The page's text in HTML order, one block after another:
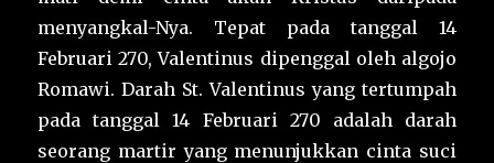
menyangkal-Nya. Tepat pada tanggal 14
Februari 270, Valentinus dipenggal oleh algojo
Romawi. Darah St. Valentinus yang tertumpah
pada tanggal 14 Februari 270 adalah darah
seorang martir yang menunjukkan cinta suci